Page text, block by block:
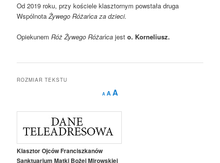
Od 2019 roku, przy kościele klasztornym powstała druga
WspólnotaŻywego Różańca za dzieci.
OpiekunemRóż Żywego Różańca jesto. Korneliusz.
ROZMIAR TEKSTU
A
Decrease
font
A Reset
AIncrease
Klasztor Ojców Franciszkanów
Sanktuarium Matki Bożej Mirowskiej